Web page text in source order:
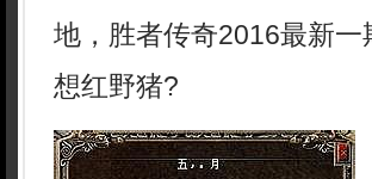
地，胜者传奇2016最新
想红野猪?